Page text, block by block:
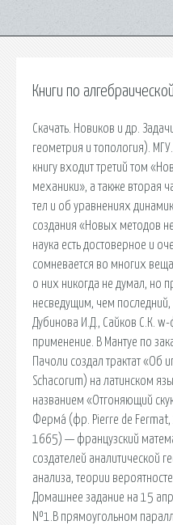
Книги по
Скачать. Новиков и др.
геометрия и топология).
книгу входит третий том
механики», а также вторая
тел и об уравнениях
создания «Новых методов
наука есть достоверное и
сомневается во многих
о них никогда не думал, но
несведущим, чем последний,
Дубинова И.Д., Сайков С.К.
применение. В Мантуе по
Пачоли создал трактат «Об
Schacorum) на латинском
названием «Отгоняющий
Ферма́ (фр. Pierre de
1665) — французский
создателей аналитической
анализа, теории
Домашнее задание на 15
№1.В прямоугольном